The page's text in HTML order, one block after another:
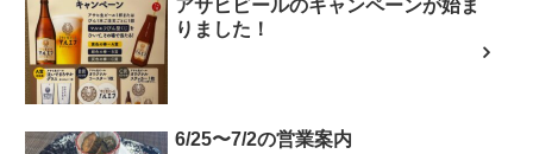
アサヒビールのキャンペーンが始ま
りました！
6/25〜7/2の営業案内